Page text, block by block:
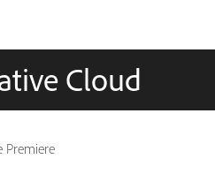
Cloud
Premiere